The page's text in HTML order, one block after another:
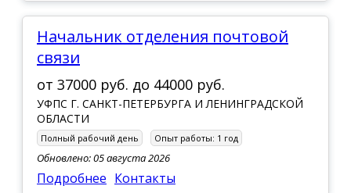
Начальник отделения почтовой
связи
от 37000 руб. до 44000 руб.
УФПС Г. САНКТ-ПЕТЕРБУРГА И ЛЕНИНГРАДСКОЙ
ОБЛАСТИ
Полный рабочий день Опыт работы: 1 год
Обновлено: 05 августа 2026
Подробнее Контакты